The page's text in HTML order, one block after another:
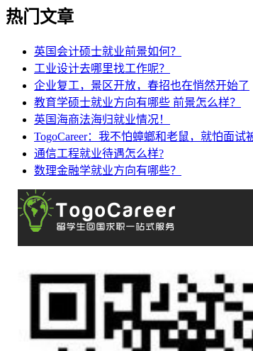
热门文章
英国会计硕士就业前景如何？
工业设计去哪里找工作呢？
企业复工，景区开放，春招也在悄然开始了
教育学硕士就业方向有哪些 前景怎么样？
英国海商法海归就业情况！
TogoCareer：我不怕蟑螂和老鼠，就怕面试
通信工程就业待遇怎么样?
数理金融学就业方向有哪些？